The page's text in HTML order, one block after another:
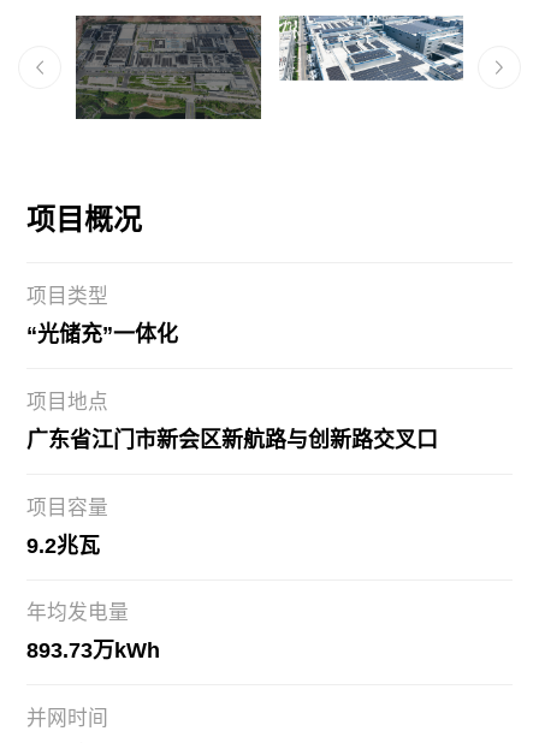
项目概况
项目类型
“光储充”一体化
项目地点
广东省江门市新会区新航路与创新路交叉口
项目容量
9.2兆瓦
年均发电量
893.73万kWh
并网时间